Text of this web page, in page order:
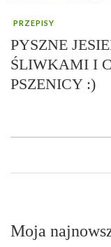
PRZEPISY
PYSZNE
ŚLIWKAMI I
PSZENICY :)
Moja